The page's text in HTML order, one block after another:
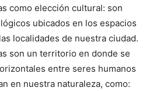
como elección cultural: son
ubicados en los espacios
localidades de nuestra ciudad.
son un territorio en donde se
entre seres humanos
en nuestra naturaleza, como: